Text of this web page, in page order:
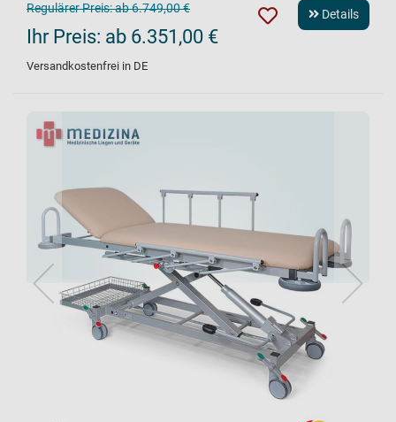
Regulärer Preis:ab 6.749,00 €
Ihr Preis: ab 6.351,00 €
Versandkostenfrei in DE
Details